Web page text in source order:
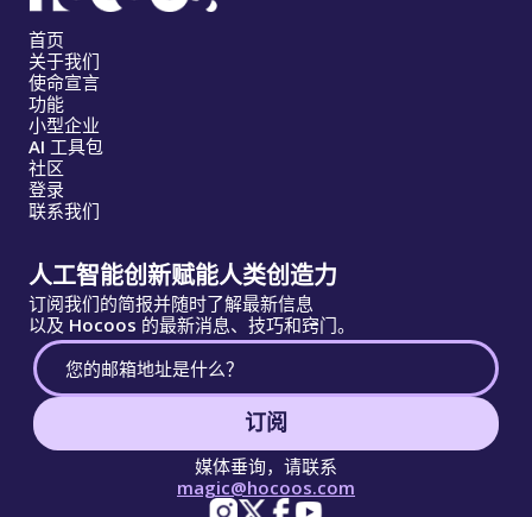
首页
关于我们
使命宣言
功能
小型企业
AI 工具包
社区
登录
联系我们
人工智能创新赋能人类创造力
订阅我们的简报并随时了解最新信息
以及 Hocoos 的最新消息、技巧和窍门。
订阅
媒体垂询，请联系
magic@hocoos.com